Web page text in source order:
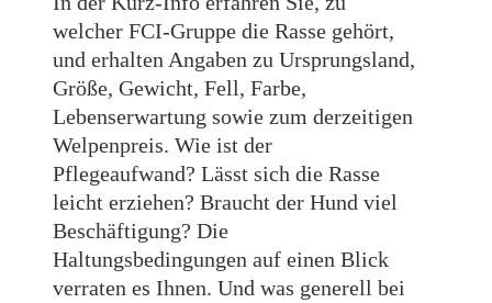
welcher FCI-Gruppe die Rasse gehört,
und erhalten Angaben zu Ursprungsland,
Größe, Gewicht, Fell, Farbe,
Lebenserwartung sowie zum derzeitigen
Welpenpreis. Wie ist der
Pflegeaufwand? Lässt sich die Rasse
leicht erziehen? Braucht der Hund viel
Beschäftigung? Die
Haltungsbedingungen auf einen Blick
verraten es Ihnen. Und was generell bei